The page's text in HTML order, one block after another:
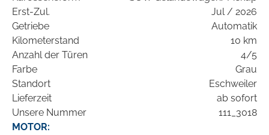
Erst-Zul.
Jul / 2026
Getriebe
Automatik
Kilometerstand
10 km
Anzahl der Türen
4/5
Farbe
Grau
Standort
Eschweiler
Lieferzeit
ab sofort
Unsere Nummer
111_3018
MOTOR: